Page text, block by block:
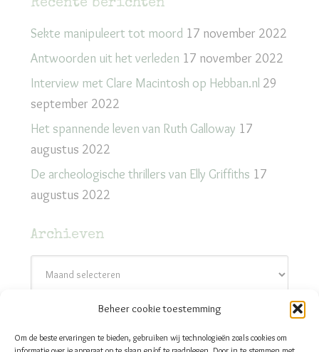
Beheer cookie toestemming
Om de beste ervaringen te bieden, gebruiken wij technologieën zoals cookies om
Recente berichten
Sekte manipuleert tot moord 17 november 2022
Antwoorden uit het verleden 17 november 2022
Interview met Clare Macintosh op Hebban.nl 29
september 2022
Het spannende leven van Ruth Galloway 17
augustus 2022
De archeologische thrillers van Elly Griffiths 17
augustus 2022
Archieven